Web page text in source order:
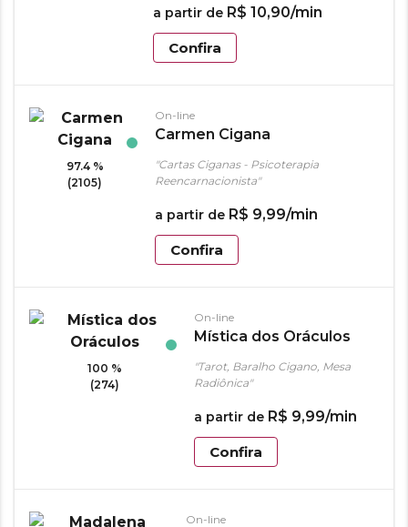
a partir de R$ 10,90/min
Confira
97.4 %
(2105)
On-line
Carmen Cigana
"Cartas Ciganas - Psicoterapia
Reencarnacionista"
a partir de R$ 9,99/min
Confira
100 %
(274)
On-line
Mística dos Oráculos
"Tarot, Baralho Cigano, Mesa
Radiônica"
a partir de R$ 9,99/min
Confira
On-line